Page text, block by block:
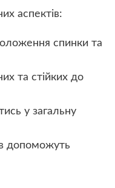
аспектів:
спинки та
та стійких до
у загальну
допоможуть